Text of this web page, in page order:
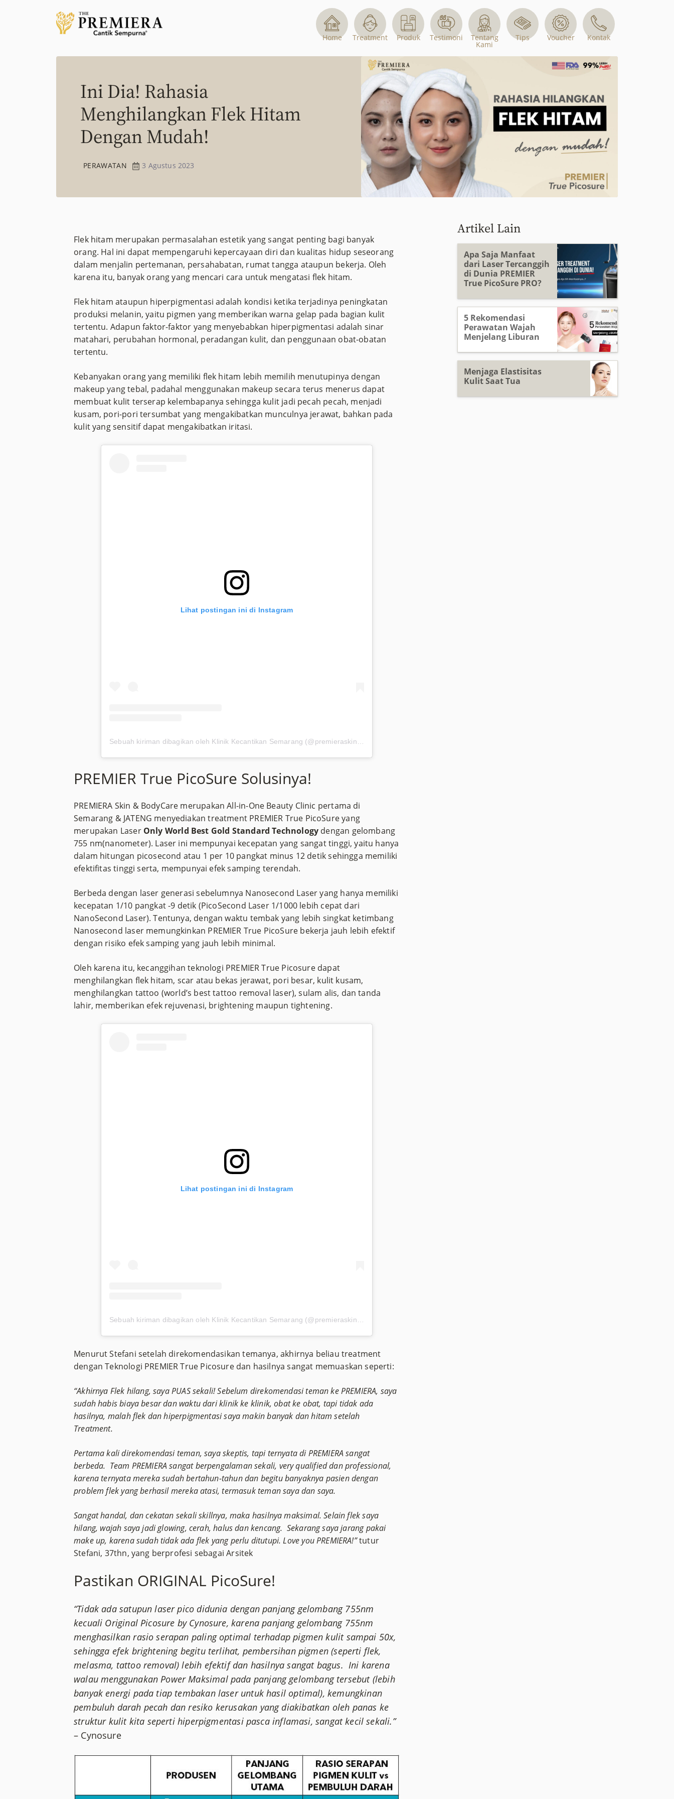
Home Treatment Produk Testimoni Tentang
Kami
Tips Voucher Kontak
Ini Dia! Rahasia
Menghilangkan Flek Hitam
Dengan Mudah!
PERAWATAN 3 Agustus 2023
Flek hitam merupakan permasalahan estetik yang sangat penting bagi banyak
orang. Hal ini dapat mempengaruhi kepercayaan diri dan kualitas hidup seseorang
dalam menjalin pertemanan, persahabatan, rumat tangga ataupun bekerja. Oleh
karena itu, banyak orang yang mencari cara untuk mengatasi flek hitam.
Flek hitam ataupun hiperpigmentasi adalah kondisi ketika terjadinya peningkatan
produksi melanin, yaitu pigmen yang memberikan warna gelap pada bagian kulit
tertentu. Adapun faktor-faktor yang menyebabkan hiperpigmentasi adalah sinar
matahari, perubahan hormonal, peradangan kulit, dan penggunaan obat-obatan
tertentu.
Kebanyakan orang yang memiliki flek hitam lebih memilih menutupinya dengan
makeup yang tebal, padahal menggunakan makeup secara terus menerus dapat
membuat kulit terserap kelembapanya sehingga kulit jadi pecah pecah, menjadi
kusam, pori-pori tersumbat yang mengakibatkan munculnya jerawat, bahkan pada
kulit yang sensitif dapat mengakibatkan iritasi.
Lihat postingan ini di Instagram
PREMIER True PicoSure Solusinya!
PREMIERA Skin & BodyCare merupakan All-in-One Beauty Clinic pertama di
Semarang & JATENG menyediakan treatment PREMIER True PicoSure yang
merupakan Laser Only World Best Gold Standard Technology dengan gelombang
755 nm(nanometer). Laser ini mempunyai kecepatan yang sangat tinggi, yaitu hanya
dalam hitungan picosecond atau 1 per 10 pangkat minus 12 detik sehingga memiliki
efektifitas tinggi serta, mempunyai efek samping terendah.
Berbeda dengan laser generasi sebelumnya Nanosecond Laser yang hanya memiliki
kecepatan 1/10 pangkat -9 detik (PicoSecond Laser 1/1000 lebih cepat dari
NanoSecond Laser). Tentunya, dengan waktu tembak yang lebih singkat ketimbang
Nanosecond laser memungkinkan PREMIER True PicoSure bekerja jauh lebih efektif
dengan risiko efek samping yang jauh lebih minimal.
Oleh karena itu, kecanggihan teknologi PREMIER True Picosure dapat
menghilangkan flek hitam, scar atau bekas jerawat, pori besar, kulit kusam,
menghilangkan tattoo (world’s best tattoo removal laser), sulam alis, dan tanda
lahir, memberikan efek rejuvenasi, brightening maupun tightening.
Lihat postingan ini di Instagram
Menurut Stefani setelah direkomendasikan temanya, akhirnya beliau treatment
dengan Teknologi PREMIER True Picosure dan hasilnya sangat memuaskan seperti:
“Akhirnya Flek hilang, saya PUAS sekali! Sebelum direkomendasi teman ke PREMIERA, saya
sudah habis biaya besar dan waktu dari klinik ke klinik, obat ke obat, tapi tidak ada
hasilnya, malah flek dan hiperpigmentasi saya makin banyak dan hitam setelah
Treatment.
Pertama kali direkomendasi teman, saya skeptis, tapi ternyata di PREMIERA sangat
berbeda. Team PREMIERA sangat berpengalaman sekali, very qualified dan professional,
karena ternyata mereka sudah bertahun-tahun dan begitu banyaknya pasien dengan
problem flek yang berhasil mereka atasi, termasuk teman saya dan saya.
Sangat handal, dan cekatan sekali skillnya, maka hasilnya maksimal. Selain flek saya
hilang, wajah saya jadi glowing, cerah, halus dan kencang. Sekarang saya jarang pakai
make up, karena sudah tidak ada flek yang perlu ditutupi. Love you PREMIERA!”tutur
Stefani, 37thn, yang berprofesi sebagai Arsitek
Pastikan ORIGINAL PicoSure!
“Tidak ada satupun laser pico didunia dengan panjang gelombang 755nm
kecuali Original Picosure by Cynosure, karena panjang gelombang 755nm
menghasilkan rasio serapan paling optimal terhadap pigmen kulit sampai 50x,
sehingga efek brightening begitu terlihat, pembersihan pigmen (seperti flek,
melasma, tattoo removal) lebih efektif dan hasilnya sangat bagus.  Ini karena
walau menggunakan Power Maksimal pada panjang gelombang tersebut (lebih
banyak energi pada tiap tembakan laser untuk hasil optimal), kemungkinan
pembuluh darah pecah dan resiko kerusakan yang diakibatkan oleh panas ke
struktur kulit kita seperti hiperpigmentasi pasca inflamasi, sangat kecil sekali.”
– Cynosure
Artikel Lain
Apa Saja Manfaat
dari Laser Tercanggih
di Dunia PREMIER
True PicoSure PRO?
5 Rekomendasi
Perawatan Wajah
Menjelang Liburan
Menjaga Elastisitas
Kulit Saat Tua